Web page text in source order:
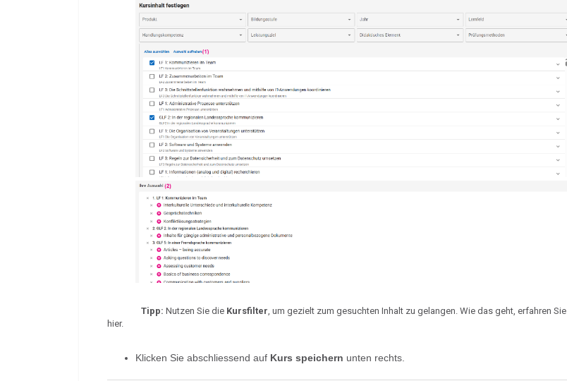
Tipp: Nutzen Sie die Kursfilter, um gezielt zum gesuchten Inhalt zu gelangen. Wie das geht, erfahren Sie
hier.
Klicken Sie abschliessend auf Kurs speichern unten rechts.